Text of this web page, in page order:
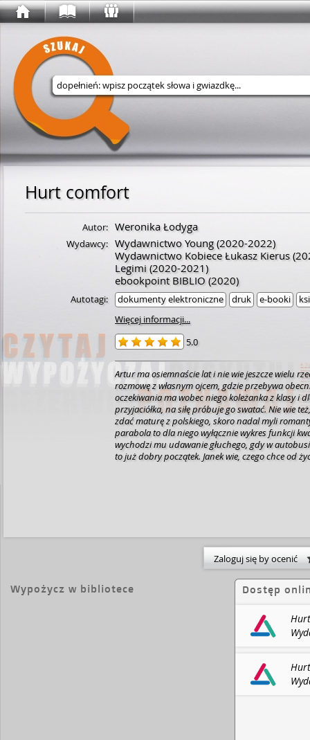
Wyszukaj w serwisie
Hurt comfort
Autor: Weronika Łodyga
Wydawcy: Wydawnictwo Young(2020-2022)
Wydawnictwo Kobiece Łukasz Kierus
Legimi (2020-2021)
ebookpoint BIBLIO (2020)
Autotagi: dokumenty elektroniczne druk e-booki
Więcej informacji...
5.0
Artur ma osiemnaście lat i nie wie jeszcze wielu
rozmowę z własnym ojcem, gdzie przebywa
oczekiwania ma wobec niego koleżanka z klasy i
przyjaciółka, na siłę próbuje go swatać. Nie wie
zdać maturę z polskiego, skoro nadal myli
parabola to dla niego wyłącznie wykres funkcji
wychodzi mu udawanie głuchego, gdy w
to już dobry początek. Janek wie, czego chce od
Zaloguj się by ocenić
Wypożycz w bibliotece Dostęp